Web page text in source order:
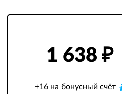
1 638 ₽
+16 на бонусный счёт